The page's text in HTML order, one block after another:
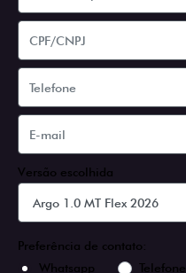
Versão escolhida
Preferência de contato:
Whatsapp
Telefone